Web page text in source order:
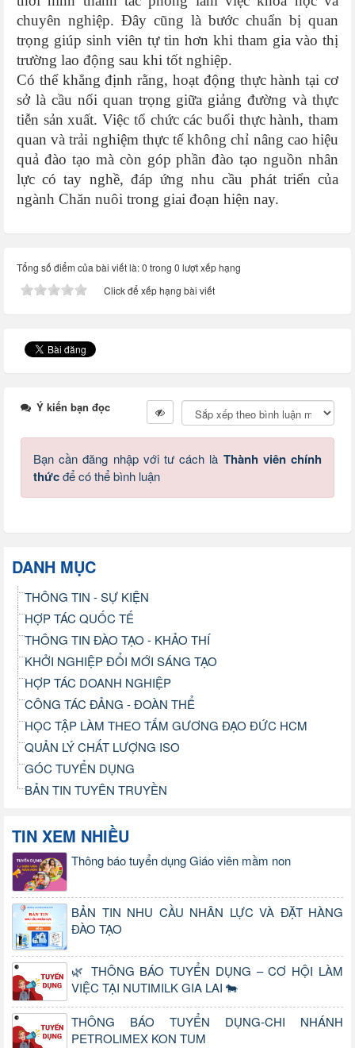
chuyên nghiệp. Đây cũng là bước chuẩn bị quan
trọng giúp sinh viên tự tin hơn khi tham gia vào thị
trường lao động sau khi tốt nghiệp.
Có thể khẳng định rằng, hoạt động thực hành tại cơ
sở là cầu nối quan trọng giữa giảng đường và thực
tiễn sản xuất. Việc tổ chức các buổi thực hành, tham
quan và trải nghiệm thực tế không chỉ nâng cao hiệu
quả đào tạo mà còn góp phần đào tạo nguồn nhân
lực có tay nghề, đáp ứng nhu cầu phát triển của
ngành Chăn nuôi trong giai đoạn hiện nay.
Tổng số điểm của bài viết là: 0 trong 0 lượt xếp hạng
Click để xếp hạng bài viết
Ý kiến bạn đọc
Bạn cần đăng nhập với tư cách là Thành viên chính
thứcđể có thể bình luận
DANH MỤC
THÔNG TIN - SỰ KIỆN
HỢP TÁC QUỐC TẾ
THÔNG TIN ĐÀO TẠO - KHẢO THÍ
KHỞI NGHIỆP ĐỔI MỚI SÁNG TẠO
HỢP TÁC DOANH NGHIỆP
CÔNG TÁC ĐẢNG - ĐOÀN THỂ
HỌC TẬP LÀM THEO TẤM GƯƠNG ĐẠO ĐỨC HCM
QUẢN LÝ CHẤT LƯỢNG ISO
GÓC TUYỂN DỤNG
BẢN TIN TUYÊN TRUYỀN
TIN XEM NHIỀU
Thông báo tuyển dụng Giáo viên mầm non
BẢN TIN NHU CẦU NHÂN LỰC VÀ ĐẶT HÀNG
ĐÀO TẠO
🌿 THÔNG BÁO TUYỂN DỤNG – CƠ HỘI LÀM
VIỆC TẠI NUTIMILK GIA LAI 🐄
THÔNG BÁO TUYỂN DỤNG-CHI NHÁNH
PETROLIMEX KON TUM